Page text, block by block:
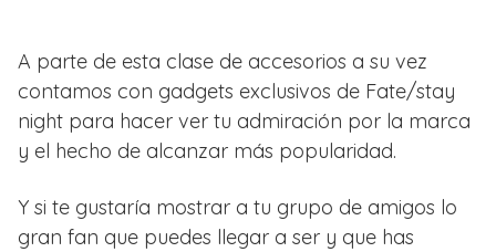
A parte de esta clase de accesorios a su vez
contamos con gadgets exclusivos de Fate/stay
night para hacer ver tu admiración por la marca
y el hecho de alcanzar más popularidad.
Y si te gustaría mostrar a tu grupo de amigos lo
gran fan que puedes llegar a ser y que has